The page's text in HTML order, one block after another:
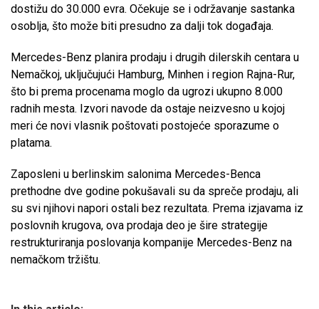
dostižu do 30.000 evra. Očekuje se i održavanje sastanka
osoblja, što može biti presudno za dalji tok događaja.
Mercedes-Benz planira prodaju i drugih dilerskih centara u
Nemačkoj, uključujući Hamburg, Minhen i region Rajna-Rur,
što bi prema procenama moglo da ugrozi ukupno 8.000
radnih mesta. Izvori navode da ostaje neizvesno u kojoj
meri će novi vlasnik poštovati postojeće sporazume o
platama.
Zaposleni u berlinskim salonima Mercedes-Benca
prethodne dve godine pokušavali su da spreče prodaju, ali
su svi njihovi napori ostali bez rezultata. Prema izjavama iz
poslovnih krugova, ova prodaja deo je šire strategije
restrukturiranja poslovanja kompanije Mercedes-Benz na
nemačkom tržištu.